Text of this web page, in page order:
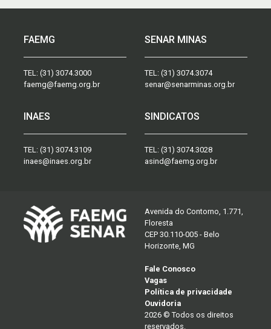
FAEMG
TEL: (31) 3074.3000
faemg@faemg.org.br
SENAR MINAS
TEL: (31) 3074.3074
senar@senarminas.org.br
INAES
TEL: (31) 3074.3109
inaes@inaes.org.br
SINDICATOS
TEL: (31) 3074.3028
asind@faemg.org.br
Avenida do Contorno, 1.771,
Floresta
CEP 30.110-005 - Belo
Horizonte, MG
Fale Conosco
Vagas
Política de privacidade
Ouvidoria
2026 © Todos os direitos
reservados.